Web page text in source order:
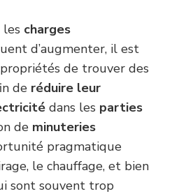
les charges
d’augmenter, il est
de trouver des
de réduire leur
dans les parties
de minuteries
pragmatique
le chauffage, et bien
sont souvent trop